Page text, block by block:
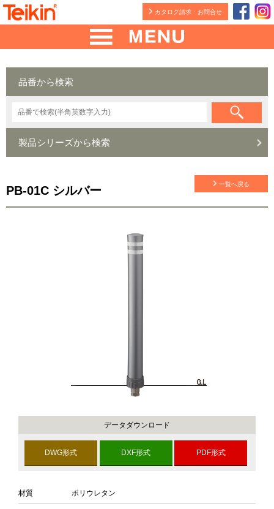
カタログ請求・お問合せ
品番から検索
製品シリーズから検索
PB-01C シルバー 一覧へ戻る
データダウンロード
DWG形式 DXF形式 PDF形式
材質 ポリウレタン